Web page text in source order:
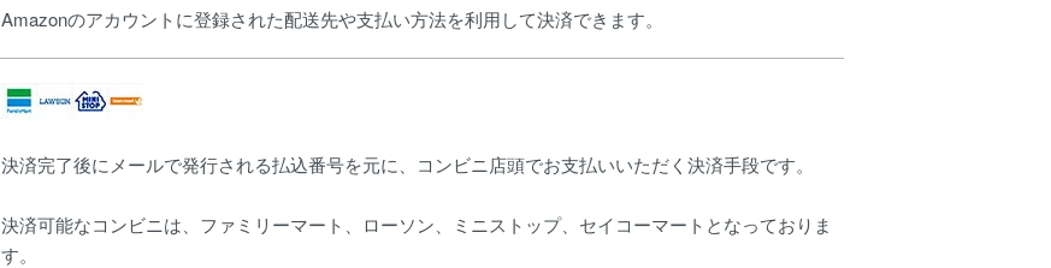
Amazonのアカウントに登録された配送先や支払い方法を利用して決済できます。
決済完了後にメールで発行される払込番号を元に、コンビニ店頭でお支払いいただく決済手段です。
決済可能なコンビニは、ファミリーマート、ローソン、ミニストップ、セイコーマートとなっておりま
す。